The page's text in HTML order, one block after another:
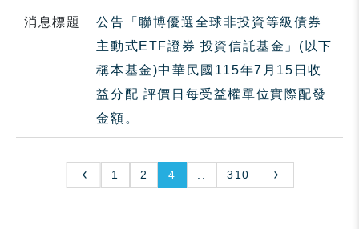
消息標題
公告「聯博優選全球非投資等級債券
主動式ETF證券 投資信託基金」(以下
稱本基金)中華民國115年7月15日收
益分配 評價日每受益權單位實際配發
金額。
1 2 4 310